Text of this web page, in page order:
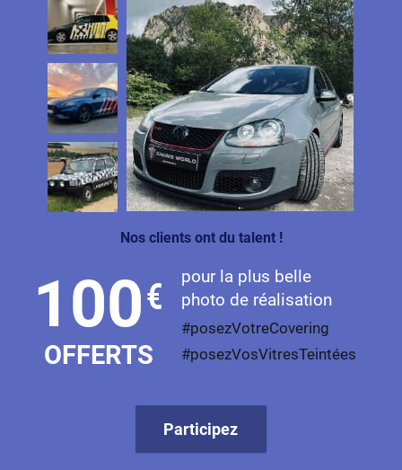
Skoda
Smart
Ssangyong
Subaru
Suzuki
Tata
Volkswagen
Volvo
Xpeng
Nos clients ont du talent !
100€
OFFERTS
pour la plus belle
photo de réalisation
#posezVotreCovering
#posezVosVitresTeintées
Participez